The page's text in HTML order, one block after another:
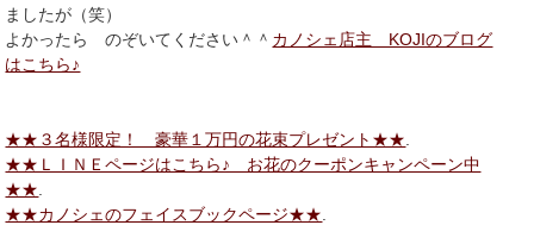
ましたが（笑）
よかったら のぞいてください＾＾ カノシェ店主 KOJIのブログ
はこちら♪
★★３名様限定！ 豪華１万円の花束プレゼント★★
★★ＬＩＮＥページはこちら♪ お花のクーポンキャンペーン中
★★
★★カノシェのフェイスブックページ★★